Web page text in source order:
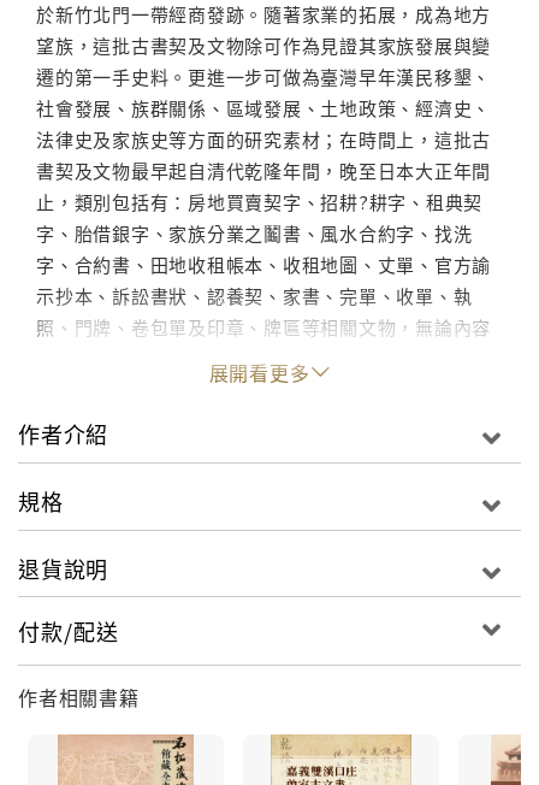
於新竹北門一帶經商發跡。隨著家業的拓展，成為地方
望族，這批古書契及文物除可作為見證其家族發展與變
遷的第一手史料。更進一步可做為臺灣早年漢民移墾、
社會發展、族群關係、區域發展、土地政策、經濟史、
法律史及家族史等方面的研究素材；在時間上，這批古
書契及文物最早起自清代乾隆年間，晚至日本大正年間
止，類別包括有：房地買賣契字、招耕?耕字、租典契
字、胎借銀字、家族分業之鬮書、風水合約字、找洗
字、合約書、田地收租帳本、收租地圖、丈單、官方諭
示抄本、訴訟書狀、認養契、家書、完單、收單、執
照、門牌、卷包單及印章、牌匾等相關文物，無論內容
展開看更多
作者介紹
規格
退貨說明
付款/配送
作者相關書籍